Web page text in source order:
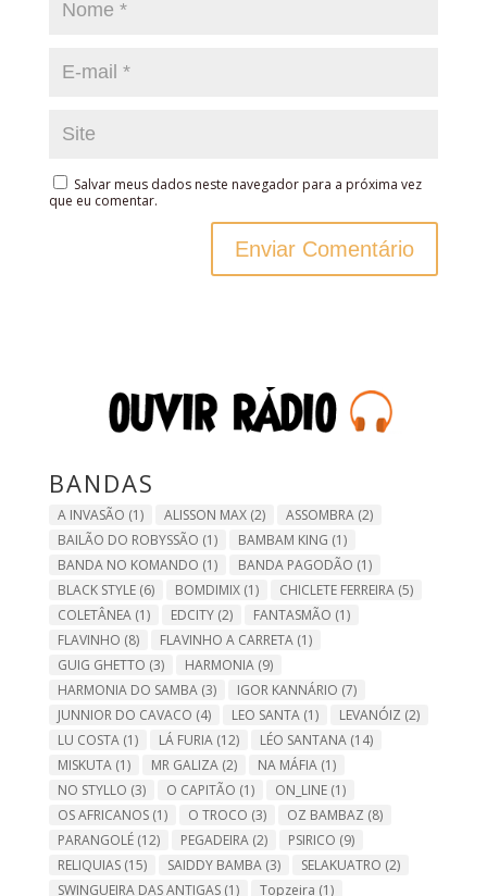
Salvar meus dados neste navegador para a próxima vez
que eu comentar.
BANDAS
A INVASÃO (1) ALISSON MAX(2) ASSOMBRA(2)
BAILÃO DO ROBYSSÃO (1) BAMBAM KING (1)
BANDA NO KOMANDO (1) BANDA PAGODÃO (1)
BLACK STYLE(6) BOMDIMIX(1) CHICLETE FERREIRA(5)
COLETÂNEA(1) EDCITY(2) FANTASMÃO (1)
FLAVINHO (8) FLAVINHO A CARRETA(1)
GUIG GHETTO (3) HARMONIA(9)
HARMONIA DO SAMBA(3) IGOR KANNÁRIO (7)
JUNNIOR DO CAVACO (4) LEO SANTA(1) LEVANÓIZ (2)
LU COSTA(1) LÁ FURIA(12) LÉO SANTANA(14)
MISKUTA(1) MR GALIZA(2) NA MÁFIA(1)
NO STYLLO (3) O CAPITÃO (1) ON_LINE(1)
OS AFRICANOS(1) O TROCO (3) OZ BAMBAZ (8)
PARANGOLÉ(12) PEGADEIRA(2) PSIRICO (9)
RELIQUIAS(15) SAIDDY BAMBA(3) SELAKUATRO (2)
SWINGUEIRA DAS ANTIGAS(1) Topzeira (1)